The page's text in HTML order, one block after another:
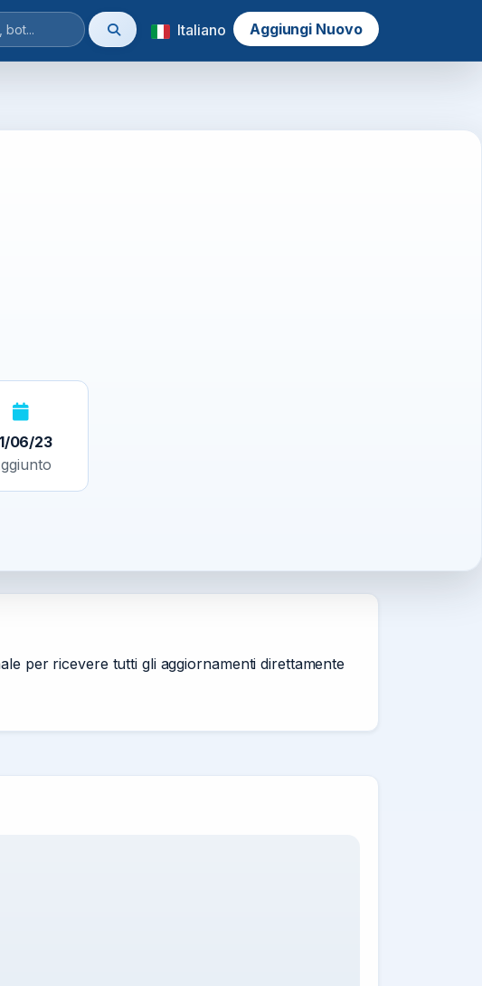
Italiano Aggiungi Nuovo
06/23
per ricevere tutti gli aggiornamenti direttamente